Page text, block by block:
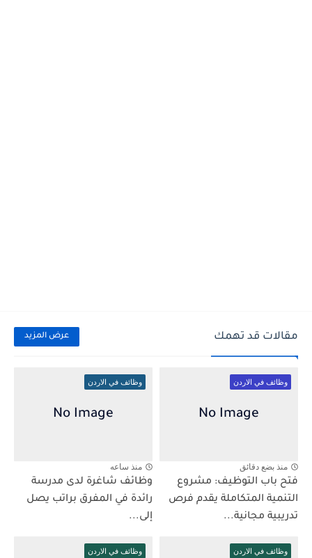
مقالات قد تهمك عرض المزيد
وظائف في الاردن
منذ بضع دقائق
فتح باب التوظيف: مشروع
التنمية المتكاملة يقدم فرص
تدريبية مجانية...
وظائف في الاردن
منذ ساعه
وظائف شاغرة لدى مدرسة
رائدة في المفرق براتب يصل
إلى...
وظائف في الاردن وظائف في الاردن